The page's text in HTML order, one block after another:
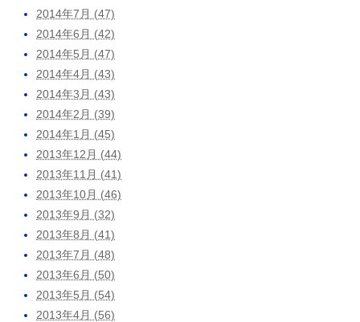
2014年7月 (47)
2014年6月 (42)
2014年5月 (47)
2014年4月 (43)
2014年3月 (43)
2014年2月 (39)
2014年1月 (45)
2013年12月 (44)
2013年11月 (41)
2013年10月 (46)
2013年9月 (32)
2013年8月 (41)
2013年7月 (48)
2013年6月 (50)
2013年5月 (54)
2013年4月 (56)